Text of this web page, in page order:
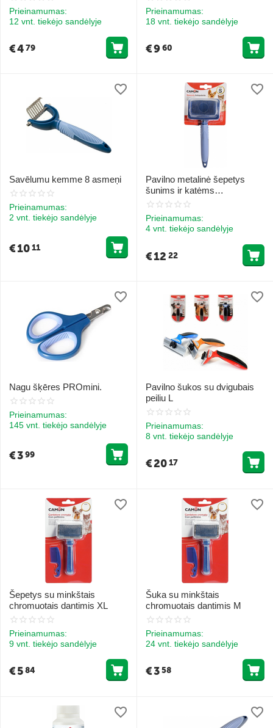
Prieinamumas:
12 vnt. tiekėjo sandėlyje
€479
Prieinamumas:
18 vnt. tiekėjo sandėlyje
€960
Savēlumu kemme 8 asmeņi
Prieinamumas:
2 vnt. tiekėjo sandėlyje
€1011
Pavilno metalinė šepetys
šunims ir katėms
Easy2Clean S
Prieinamumas:
4 vnt. tiekėjo sandėlyje
€12 22
Nagu šķēres PROmini.
Prieinamumas:
145 vnt. tiekėjo sandėlyje
€399
Pavilno šukos su dvigubais
peiliu L
Prieinamumas:
8 vnt. tiekėjo sandėlyje
€2017
Šepetys su minkštais
chromuotais dantimis XL
Prieinamumas:
9 vnt. tiekėjo sandėlyje
€584
Šuka su minkštais
chromuotais dantimis M
Prieinamumas:
24 vnt. tiekėjo sandėlyje
€358